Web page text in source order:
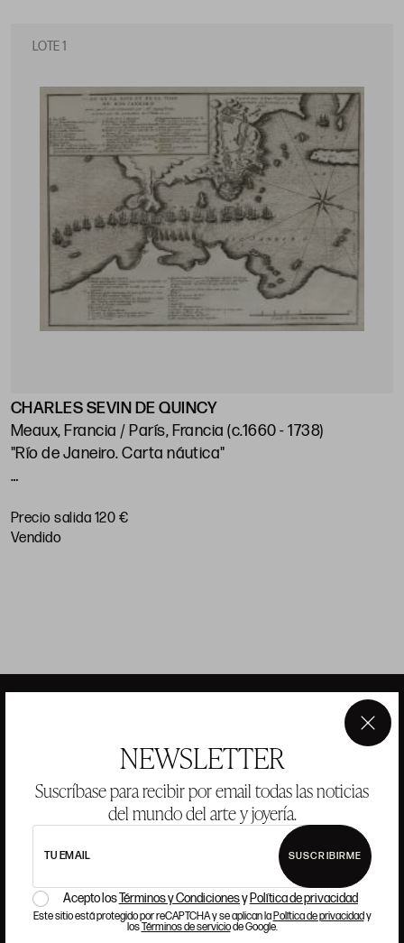
NEWSLETTER
Suscríbase para recibir por email todas las noticias
del mundo del arte y joyería.
TU EMAIL SUSCRIBIRME
Acepto losTérminos y Condicionesy Política de privacidad
Este sitio está protegido por reCAPTCHA y se aplican laPolítica de privacidady
losTérminos de serviciode Google.
×
LOTE 1
CHARLES SEVIN DE QUINCY
Meaux, Francia / París, Francia (c.1660 - 1738)
"Río de Janeiro. Carta náutica"
Precio salida 120 €
vendido
ANSORENA
ANSORENA
EQUIPO
SUBASTAS
VALORACIONES
PREGUNTAS FRECUENTES